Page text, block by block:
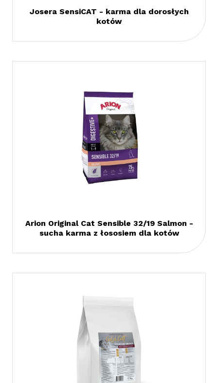
Josera SensiCAT - karma dla dorosłych
kotów
Arion Original Cat Sensible 32/19 Salmon -
sucha karma z łososiem dla kotów